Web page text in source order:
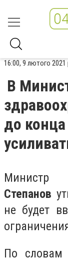
16:00, 9 лютого 2021
В
до
Министр
Степанов
не будет
По словам